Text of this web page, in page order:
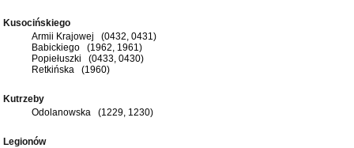
Kusocińskiego
Armii Krajowej (0432, 0431)
Babickiego (1962, 1961)
Popiełuszki (0433, 0430)
Retkińska (1960)
Kutrzeby
Odolanowska (1229, 1230)
Legionów